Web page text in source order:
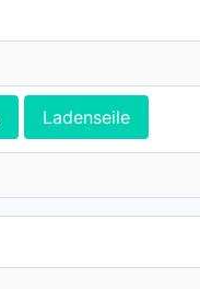
Ladenseile